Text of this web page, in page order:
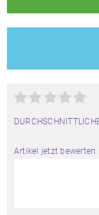
Artikel jetzt bewerten